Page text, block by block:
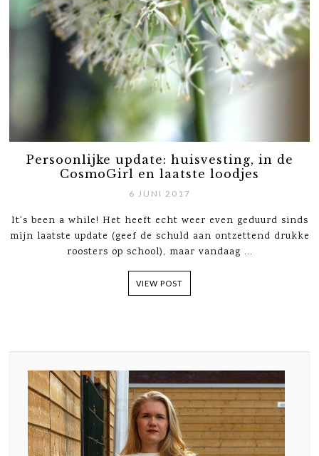
Persoonlijke update: huisvesting, in de
CosmoGirl en laatste loodjes
6 JUNI 2017
It's been a while! Het heeft echt weer even geduurd sinds
mijn laatste update (geef de schuld aan ontzettend drukke
roosters op school), maar vandaag ...
VIEW POST